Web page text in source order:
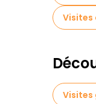
Visites
Visites